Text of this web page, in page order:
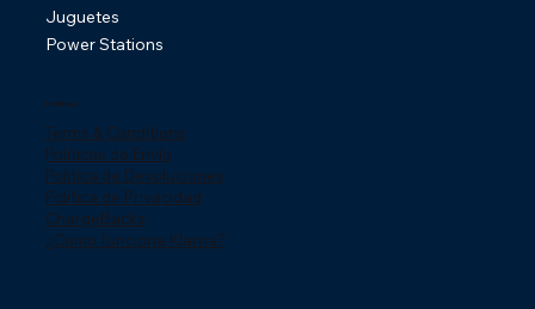
Juguetes
Power Stations
Politicas
Terms & Conditions
Politicas de Envío
Politica de Devoluciones
Politica de Privacidad
ChargeBacks
¿Como funciona Klarna?